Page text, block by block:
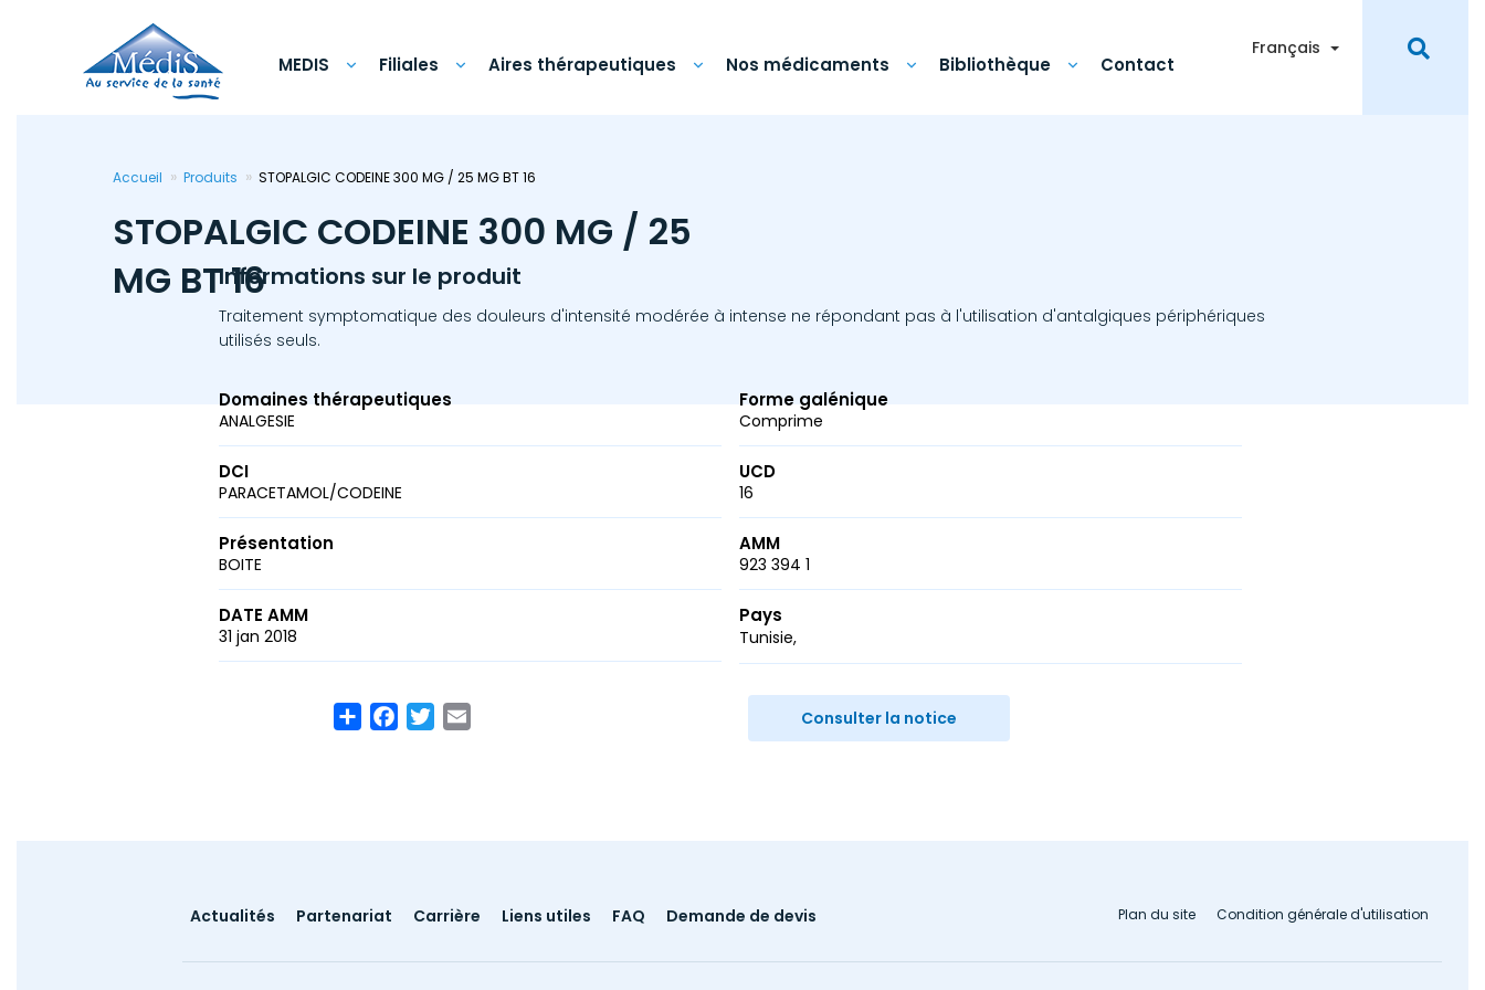
MEDIS Filiales Aires thérapeutiques Nos médicaments Bibliothèque Contact
Français Toggle Dropdown
Accueil Produits STOPALGIC CODEINE 300 MG / 25 MG BT 16
STOPALGIC CODEINE 300 MG / 25
MG BT 16Informations sur le produit
Traitement symptomatique des douleurs d'intensité modérée à intense ne répondant pas à l'utilisation d'antalgiques périphériques
utilisés seuls.
Domaines thérapeutiques
ANALGESIE
Forme galénique
Comprime
DCI
PARACETAMOL/CODEINE
UCD
16
Présentation
BOITE
AMM
923 394 1
DATE AMM
31 jan 2018
Pays
Tunisie
ShareFacebook
Twitter Consulter la notice
Footer
Actualités Partenariat Carrière Liens utiles FAQ Demande de devis Condition générale d'utilisation
Plan du site